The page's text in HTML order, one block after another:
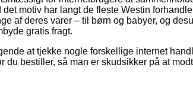
motiv har langt de fleste Westin
af deres varer – til børn og babyer, og
gratis fragt.
at tjekke nogle forskellige internet
du bestiller, så man er skudsikker på at